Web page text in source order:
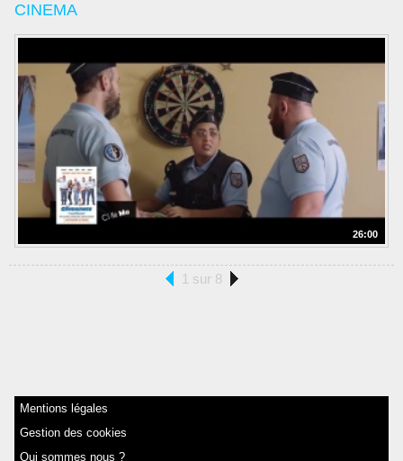
CINEMA
26:00
1 sur 8
Mentions légales
Gestion des cookies
Qui sommes nous ?